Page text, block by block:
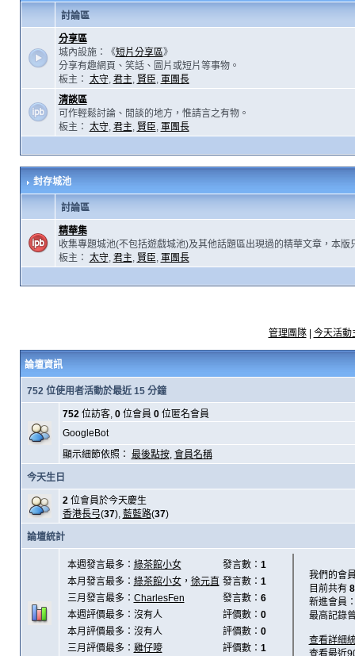
討論區
分享區
城內設施：《短片分享區》
分享有趣網頁、笑話、圖片或短片等事物。
板主： 太守, 君主, 賢臣, 軍團長
清談區
可作輕鬆討論、閒談的地方，惟請言之有物。
板主： 太守, 君主, 賢臣, 軍團長
封存城池
討論區
精華集
收集專題城池(不包括遊戲城池)及其他話題區出現過的精華文章，本版
板主： 太守, 君主, 賢臣, 軍團長
管理團隊| 今天活動
論壇資訊
752 位使用者活動於最近 15 分鐘
752位訪客, 0位會員 0位匿名會員
GoogleBot
顯示細節依照： 最後點按, 會員名稱
今天生日
2位會員於今天慶生
香港長弓(37), 藍藍路(37)
論壇統計
本週發言最多： 綠茶館小女 發言數： 1
本月發言最多： 綠茶館小女， 徐元直 發言數： 1
三月發言最多： CharlesFen 發言數： 6
本週評價最多：沒有人
評價數： 0
本月評價最多：沒有人
評價數： 0
三月評價最多： 雞仔嘜 評價數： 1
我們的會
目前共有
新進會員
最高記錄
查看詳細
查看最近